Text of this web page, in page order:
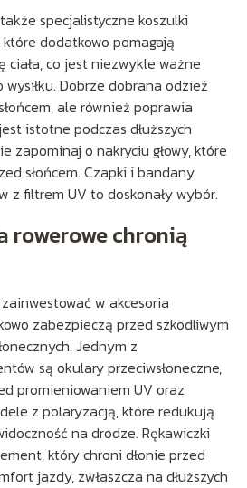
specjalistyczne koszulki
dodatkowo pomagają
co jest niezwykle ważne
Dobrze dobrana odzież
ale również poprawia
istotne podczas dłuższych
zapominaj o nakryciu głowy, które
słońcem. Czapki i bandany
z filtrem UV to doskonały wybór.
rowerowe chronią
w akcesoria
zabezpieczą przed szkodliwym
Jednym z
są okulary przeciwsłoneczne,
promieniowaniem UV oraz
z polaryzacją, które redukują
na drodze. Rękawiczki
który chroni dłonie przed
jazdy, zwłaszcza na dłuższych